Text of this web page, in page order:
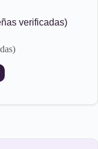
verificadas)